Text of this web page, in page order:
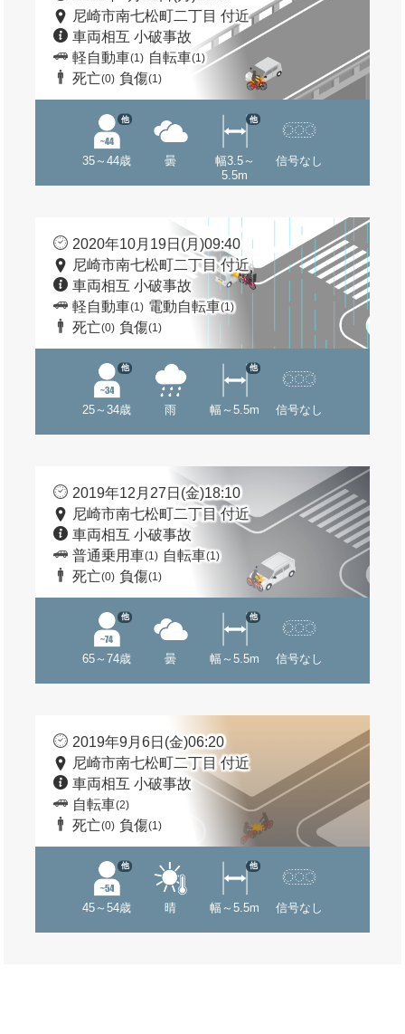
尼崎市南七松町二丁目 付近
車両相互 小破事故
軽自動車(1) 自転車(1)
死亡(0) 負傷(1)
35～44歳
他
曇
幅3.5～
5.5m
他
信号なし
2020年10月19日(月)09:40
尼崎市南七松町二丁目 付近
車両相互 小破事故
軽自動車(1) 電動自転車(1)
死亡(0) 負傷(1)
25～34歳
他
雨 幅～5.5m
他
信号なし
2019年12月27日(金)18:10
尼崎市南七松町二丁目 付近
車両相互 小破事故
普通乗用車(1) 自転車(1)
死亡(0) 負傷(1)
65～74歳
他
曇 幅～5.5m
他
信号なし
2019年9月6日(金)06:20
尼崎市南七松町二丁目 付近
車両相互 小破事故
自転車(2)
死亡(0) 負傷(1)
45～54歳
他
晴 幅～5.5m
他
信号なし